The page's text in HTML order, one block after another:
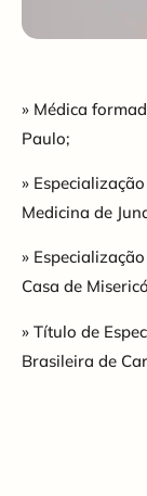
» Médica
Paulo;
»
Medicina de
»
Casa de
» Título de
Brasileira de